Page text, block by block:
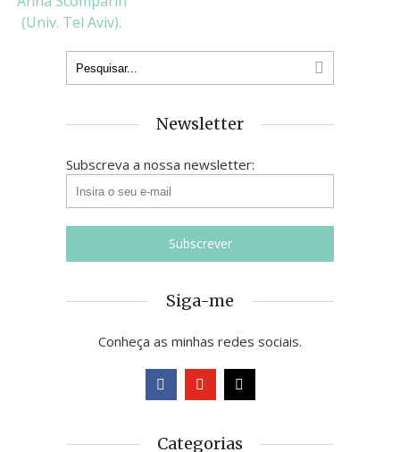
Newsletter
Subscreva a nossa newsletter:
Siga-me
Conheça as minhas redes sociais.
Categorias